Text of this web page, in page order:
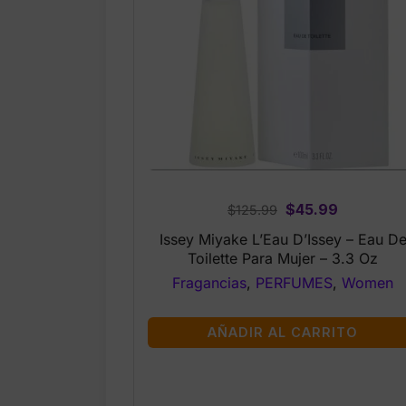
$125.99 Original
price
was:
$125.99.
$45.99
price
is:
$45.99.
Issey Miyake L’Eau D’Issey – Eau De
Toilette Para Mujer – 3.3 Oz
Fragancias, PERFUMES, Women
AÑADIR AL CARRITO